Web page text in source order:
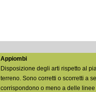
Appiombi
Disposizione degli arti rispetto al
terreno. Sono corretti o scorretti a
corrispondono o meno a delle